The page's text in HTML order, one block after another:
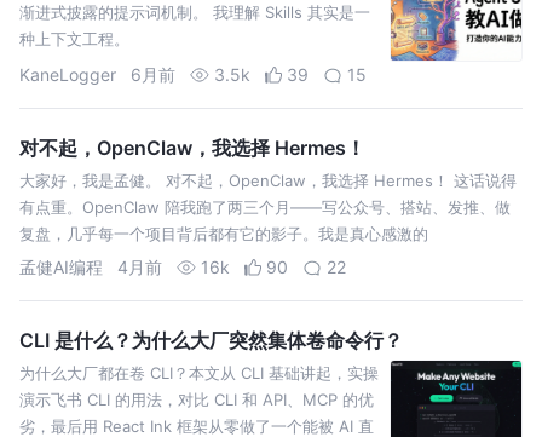
渐进式披露的提示词机制。 我理解 Skills 其实是一
种上下文工程。
KaneLogger 6月前 3.5k 39 15
对不起，OpenClaw，我选择 Hermes！
大家好，我是孟健。 对不起，OpenClaw，我选择 Hermes！ 这话说得
有点重。OpenClaw 陪我跑了两三个月——写公众号、搭站、发推、做
复盘，几乎每一个项目背后都有它的影子。我是真心感激的
孟健AI编程 4月前 16k 90 22
CLI 是什么？为什么大厂突然集体卷命令行？
为什么大厂都在卷 CLI？本文从 CLI 基础讲起，实操
演示飞书 CLI 的用法，对比 CLI 和 API、MCP 的优
劣，最后用 React Ink 框架从零做了一个能被 AI 直